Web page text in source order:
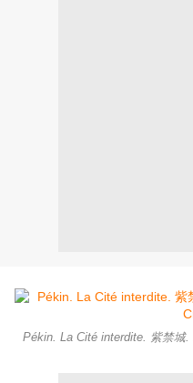
Pékin. La Cité interdite. 紫禁城